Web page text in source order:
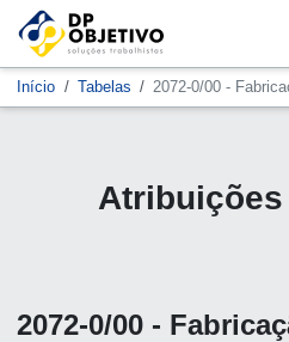
Início Tabelas 2072-0/00 -
Atribuições
2072-0/00 -